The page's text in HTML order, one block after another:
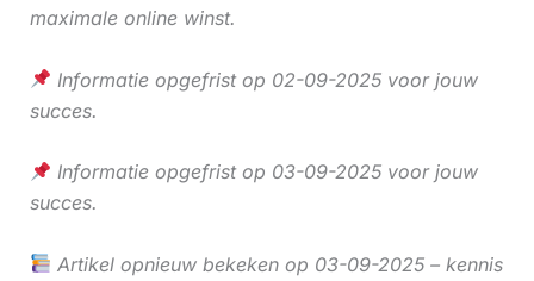
maximale online winst.
Informatie opgefrist op 02-09-2025 voor jouw
succes.
Informatie opgefrist op 03-09-2025 voor jouw
succes.
Artikel opnieuw bekeken op 03-09-2025 – kennis